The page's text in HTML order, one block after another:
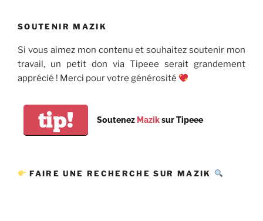
SOUTENIR MAZIK
Si vous aimez mon contenu et souhaitez soutenir mon
travail, un petit don via Tipeee serait grandement
apprécié ! Merci pour votre générosité
tip! Soutenez Maziksur Tipeee
FAIRE UNE RECHERCHE SUR MAZIK